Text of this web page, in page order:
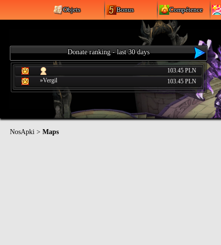
Objets Bonus Compétence
Donate ranking - last 30 days
103.45 PLN
»Vergil
103.45 PLN
NosApki > Maps